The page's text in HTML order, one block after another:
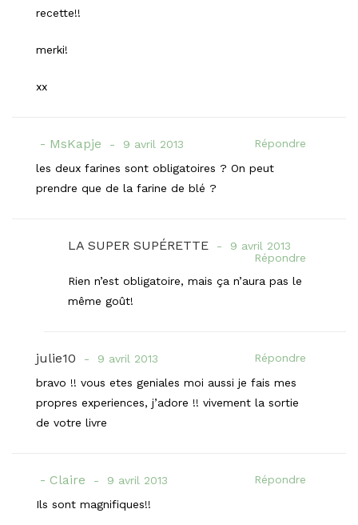
recette!!
merki!
xx
MsKapje 9 avril 2013
Répondre
les deux farines sont obligatoires ? On peut
prendre que de la farine de blé ?
LA SUPER SUPÉRETTE
9 avril 2013
Répondre
Rien n’est obligatoire, mais ça n’aura pas le
même goût!
julie10 9 avril 2013
Répondre
bravo !! vous etes geniales moi aussi je fais mes
propres experiences, j’adore !! vivement la sortie
de votre livre
Claire 9 avril 2013
Répondre
Ils sont magnifiques!!